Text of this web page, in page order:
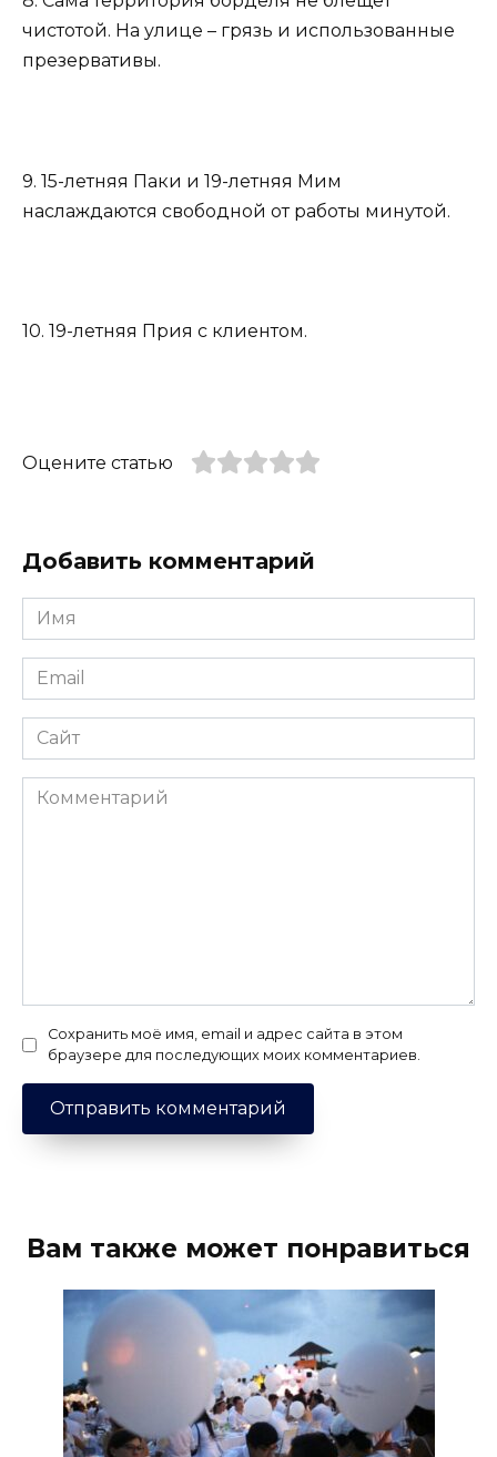
чистотой. На улице – грязь и использованные
презервативы.
9. 15-летняя Паки и 19-летняя Мим
наслаждаются свободной от работы минутой.
10. 19-летняя Прия с клиентом.
Оцените статью
Добавить комментарий
Имя
*
Email
*
Сайт
Комментарий
Сохранить моё имя, email и адрес сайта в этом
браузере для последующих моих комментариев.
Вам также может понравиться